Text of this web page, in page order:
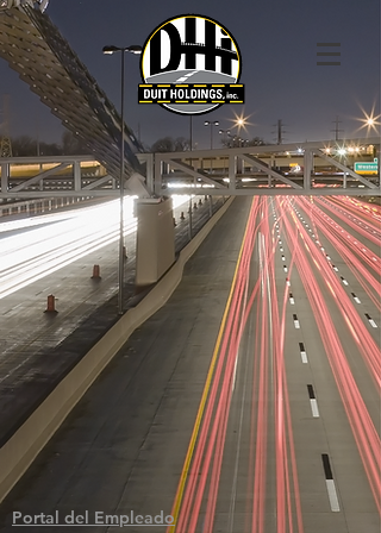
Portal del Empleado